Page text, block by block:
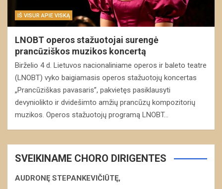
IŠ VISUR APIE VISKĄ
LNOBT operos stažuotojai surengė
prancūziškos muzikos koncertą
Birželio 4 d. Lietuvos nacionaliniame operos ir baleto teatre
(LNOBT) vyko baigiamasis operos stažuotojų koncertas
„Prancūziškas pavasaris”, pakvietęs pasiklausyti
devyniolikto ir dvidešimto amžių prancūzų kompozitorių
muzikos. Operos stažuotojų programą LNOBT…
SVEIKINAME CHORO DIRIGENTES
AUDRONĘ STEPANKEVIČIŪTĘ,